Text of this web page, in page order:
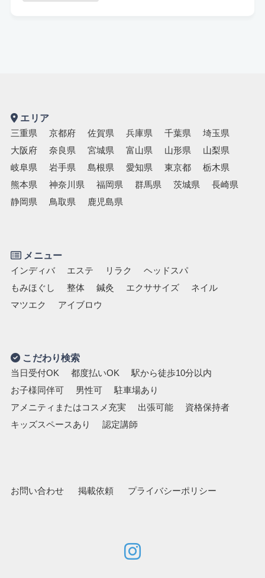
エリア
三重県 京都府 佐賀県 兵庫県 千葉県
埼玉県
大阪府
奈良県 宮城県 富山県 山形県
山梨県
岐阜県
岩手県 島根県 愛知県 東京都
栃木県
熊本県
神奈川県 福岡県 群馬県 茨城県
長崎県
静岡県
鳥取県 鹿児島県
メニュー
インディバ エステ リラク
ヘッドスパ
もみほぐし
整体 鍼灸 エクササイズ
ネイル
マツエク
アイブロウ
こだわり検索
当日受付OK 都度払いOK
駅から徒歩10分以内
お子様同伴可
男性可
駐車場あり
アメニティまたはコスメ充実
出張可能
資格保持者
キッズスペースあり
認定講師
お問い合わせ 掲載依頼 プライバシーポリシー